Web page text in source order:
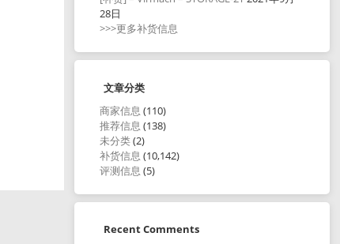
28日
>>>更多补货信息
文章分类
商家信息 (110)
推荐信息 (138)
未分类(2)
补货信息 (10,142)
评测信息 (5)
Recent Comments